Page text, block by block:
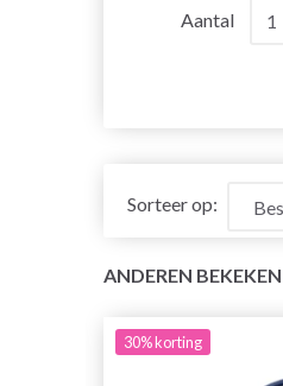
Aantal
Sorteer op:
ANDEREN
30%korting